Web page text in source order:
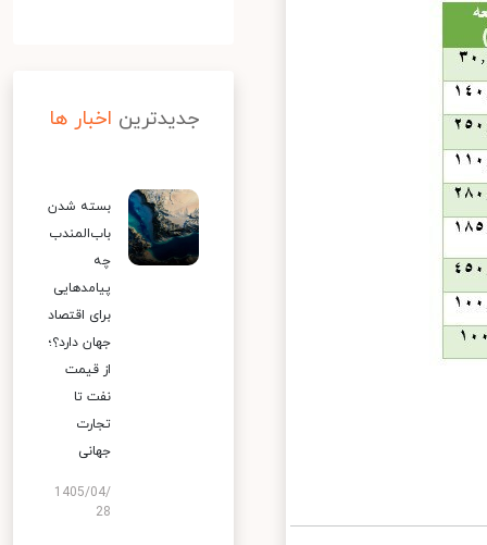
جدیدترین اخبار ها
بسته شدن
باب‌المندب
چه
پیامدهایی
برای اقتصاد
جهان دارد؟؛
از قیمت
نفت تا
تجارت
جهانی
1405/04/
28